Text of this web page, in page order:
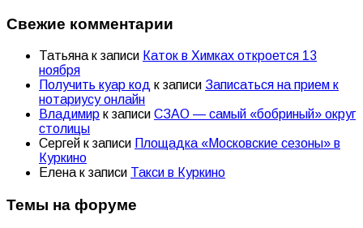
Свежие комментарии
Татьяна к записи Каток в Химках откроется 13
ноября
Получить куар код к записи Записаться на прием к
нотариусу онлайн
Владимир к записи СЗАО — самый «бобриный» округ
столицы
Сергей к записи Площадка «Московские сезоны» в
Куркино
Елена к записи Такси в Куркино
Темы на форуме